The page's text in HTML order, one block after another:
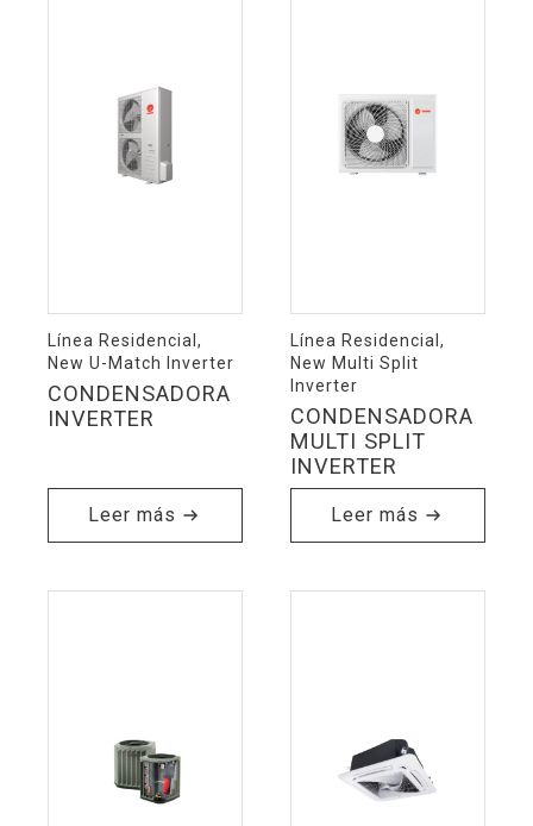
Línea Residencial,
New U-Match Inverter
CONDENSADORA
INVERTER
Leer más
Línea Residencial,
New Multi Split
Inverter
CONDENSADORA
MULTI SPLIT
INVERTER
Leer más